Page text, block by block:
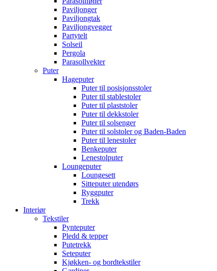
Paviljonger
Paviljongtak
Paviljongvegger
Partytelt
Solseil
Pergola
Parasollvekter
Puter
Hageputer
Puter til posisjonsstoler
Puter til stablestoler
Puter til plaststoler
Puter til dekkstoler
Puter til solsenger
Puter til solstoler og Baden-Baden
Puter til lenestoler
Benkeputer
Lenestolputer
Loungeputer
Loungesett
Sitteputer utendørs
Ryggputer
Trekk
Interiør
Tekstiler
Pynteputer
Pledd & tepper
Putetrekk
Seteputer
Kjøkken- og bordtekstiler